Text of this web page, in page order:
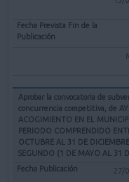
Aprobar la convocatoria de
concurrencia competitiva, de
ACOGIMIENTO EN EL
PERIODO COMPRENDIDO
OCTUBRE AL 31 DE
SEGUNDO (1 DE MAYO AL 31
27/